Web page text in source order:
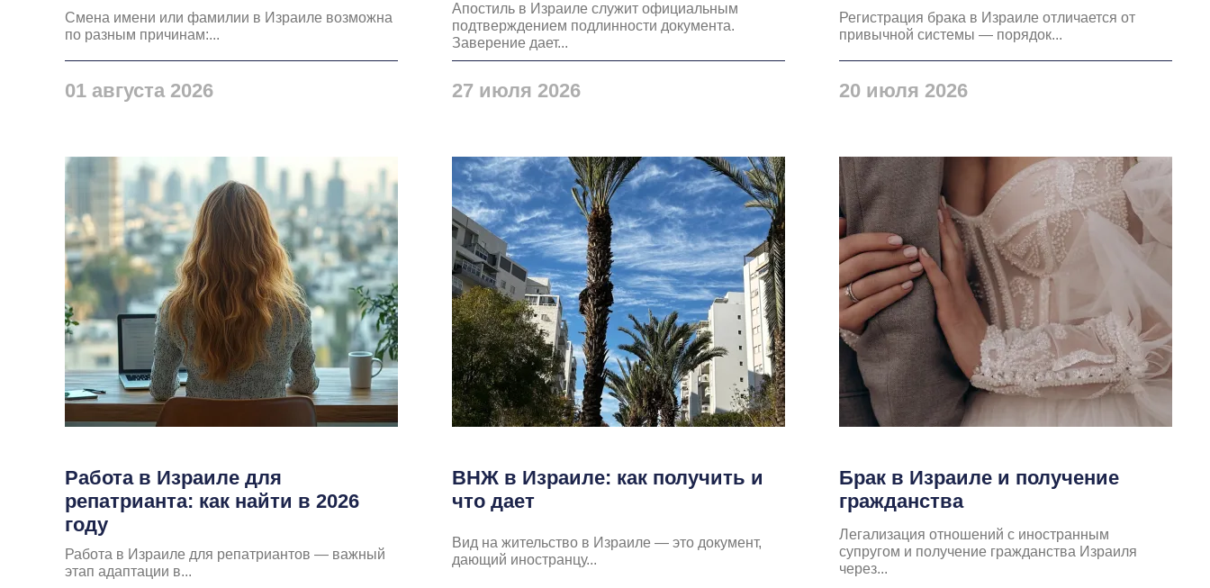
Смена имени или фамилии в Израиле возможна
по разным причинам:...
01 августа 2026
Апостиль в Израиле служит официальным
подтверждением подлинности документа.
Заверение дает...
27 июля 2026
Регистрация брака в Израиле отличается от
привычной системы — порядок...
20 июля 2026
Работа в Израиле для
репатрианта: как найти в 2026
году
Работа в Израиле для репатриантов — важный
этап адаптации в...
ВНЖ в Израиле: как получить и
что дает
Вид на жительство в Израиле — это документ,
дающий иностранцу...
Брак в Израиле и получение
гражданства
Легализация отношений с иностранным
супругом и получение гражданства Израиля
через...